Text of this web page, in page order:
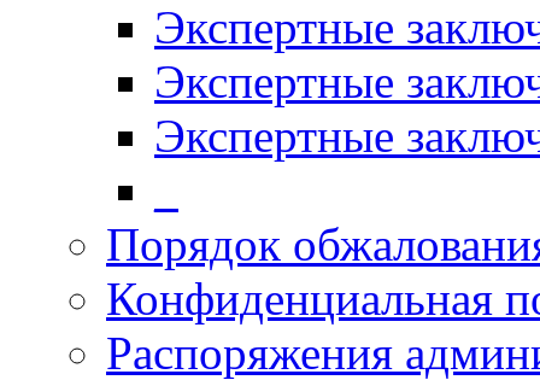
Экспертные
Экспертные
Экспертные
Порядок
Конфиденциальная
Распоряжения